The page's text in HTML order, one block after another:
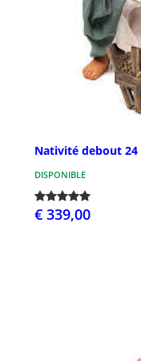
Nativité debout
DISPONIBLE
€ 339,00